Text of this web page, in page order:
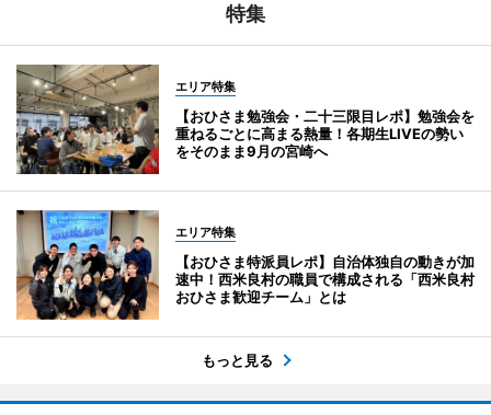
特集
エリア特集
【おひさま勉強会・二十三限目レポ】勉強会を
重ねるごとに高まる熱量！各期生LIVEの勢い
をそのまま9月の宮崎へ
エリア特集
【おひさま特派員レポ】自治体独自の動きが加
速中！西米良村の職員で構成される「西米良村
おひさま歓迎チーム」とは
もっと見る